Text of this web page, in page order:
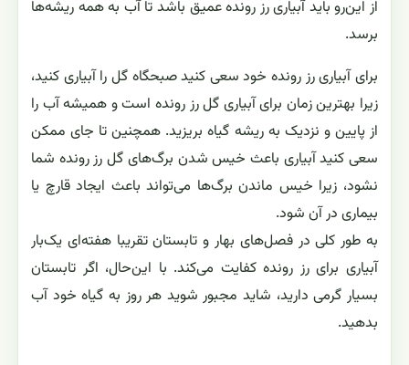
از این‌رو باید آبیاری رز رونده عمیق باشد تا آب به همه ریشه‌ها
برسد.
برای آبیاری رز رونده خود سعی کنید صبحگاه گل را آبیاری کنید،
زیرا بهترین زمان برای آبیاری گل رز رونده است و همیشه آب را
از پایین و نزدیک به ریشه گیاه بریزید. همچنین تا جای ممکن
سعی کنید آبیاری باعث خیس شدن برگ‌های گل رز رونده شما
نشود، زیرا خیس ماندن برگ‌ها می‌تواند باعث ایجاد قارچ یا
بیماری در آن شود.
به‌ طور کلی در فصل‌های بهار و تابستان تقریبا هفته‌ای یک‌بار
آبیاری برای رز رونده کفایت می‌کند. با این‌حال، اگر تابستان
بسیار گرمی دارید، شاید مجبور شوید هر روز به گیاه خود آب
بدهید.